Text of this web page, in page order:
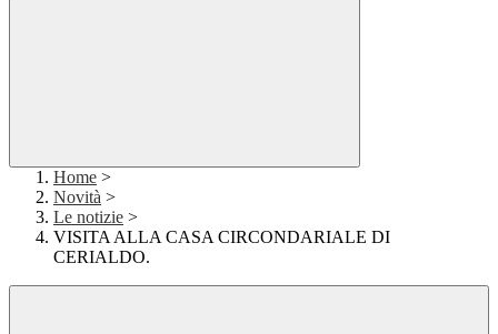
Home >
Novità >
Le notizie >
VISITA ALLA CASA CIRCONDARIALE DI
CERIALDO.